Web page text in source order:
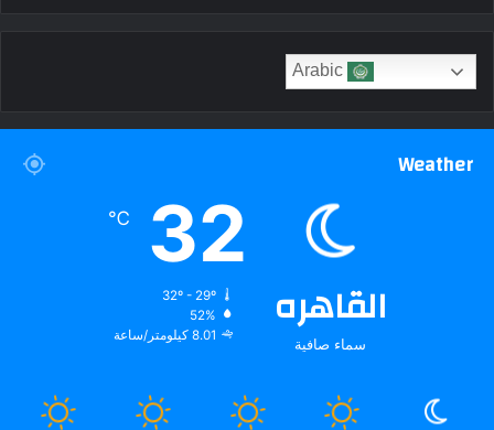
Weather
القاهره
سماء صافية
32
℃
32º - 29º
52%
8.01 كيلومتر/ساعة